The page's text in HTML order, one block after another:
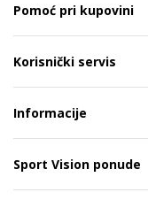
Pomoć pri kupovini
Korisnički servis
Informacije
Sport Vision ponude